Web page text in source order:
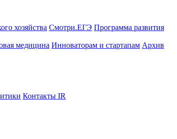
хозяйства Смотри.ЕГЭ Программа развития
медицина Инноваторам и стартапам Архив
Контакты IR